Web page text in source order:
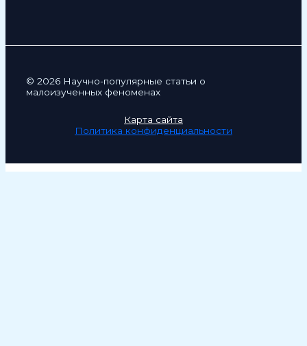
© 2026 Научно-популярные статьи о
малоизученных феноменах
Карта сайта
Политика конфиденциальности